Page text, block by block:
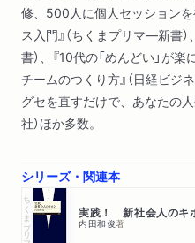
修、500人に個人セッション
ス入門』（ちくまプリマ―新書）
書）、『10代の「めんどい」が楽
チームのつくり方』（日経ビジ
グセを直すだけで、あなたの
社）ほか多数。
シリーズ・関連本
ちくまプリマー新書 実践！ 新社会人のキ
内田和俊著